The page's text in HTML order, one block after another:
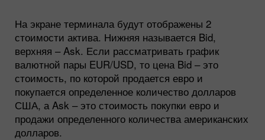
На экране терминала будут отображены 2
стоимости актива. Нижняя называется Bid,
верхняя – Ask. Если рассматривать график
валютной пары EUR/USD, то цена Bid – это
стоимость, по которой продается евро и
покупается определенное количество долларов
США, а Ask – это стоимость покупки евро и
продажи определенного количества американских
долларов.